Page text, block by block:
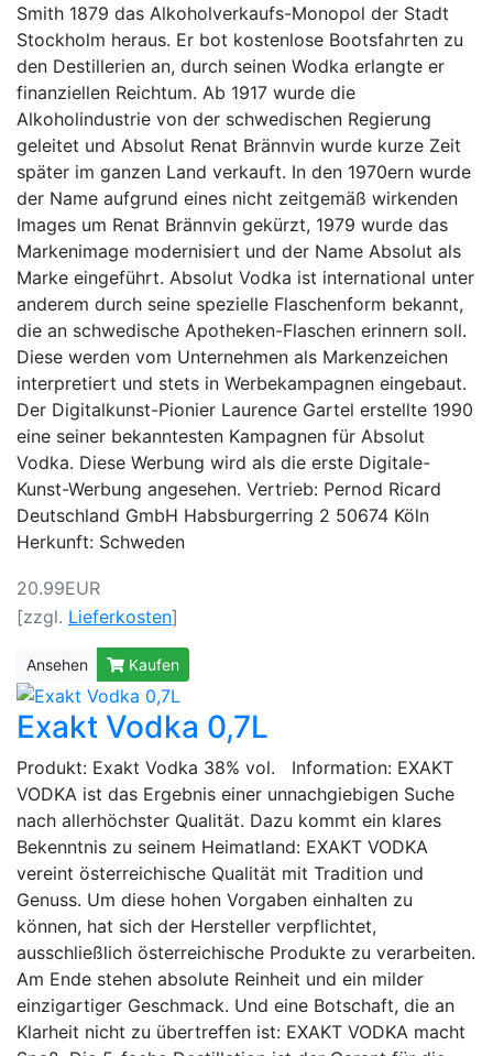
Smith 1879 das Alkoholverkaufs-Monopol der Stadt
Stockholm heraus. Er bot kostenlose Bootsfahrten zu
den Destillerien an, durch seinen Wodka erlangte er
finanziellen Reichtum. Ab 1917 wurde die
Alkoholindustrie von der schwedischen Regierung
geleitet und Absolut Renat Brännvin wurde kurze Zeit
später im ganzen Land verkauft. In den 1970ern wurde
der Name aufgrund eines nicht zeitgemäß wirkenden
Images um Renat Brännvin gekürzt, 1979 wurde das
Markenimage modernisiert und der Name Absolut als
Marke eingeführt. Absolut Vodka ist international unter
anderem durch seine spezielle Flaschenform bekannt,
die an schwedische Apotheken-Flaschen erinnern soll.
Diese werden vom Unternehmen als Markenzeichen
interpretiert und stets in Werbekampagnen eingebaut.
Der Digitalkunst-Pionier Laurence Gartel erstellte 1990
eine seiner bekanntesten Kampagnen für Absolut
Vodka. Diese Werbung wird als die erste Digitale-
Kunst-Werbung angesehen. Vertrieb: Pernod Ricard
Deutschland GmbH Habsburgerring 2 50674 Köln
Herkunft: Schweden
20.99EUR
[zzgl. Lieferkosten]
Ansehen Kaufen
Exakt Vodka 0,7L
Produkt: Exakt Vodka 38% vol. Information: EXAKT
VODKA ist das Ergebnis einer unnachgiebigen Suche
nach allerhöchster Qualität. Dazu kommt ein klares
Bekenntnis zu seinem Heimatland: EXAKT VODKA
vereint österreichische Qualität mit Tradition und
Genuss. Um diese hohen Vorgaben einhalten zu
können, hat sich der Hersteller verpflichtet,
ausschließlich österreichische Produkte zu verarbeiten.
Am Ende stehen absolute Reinheit und ein milder
einzigartiger Geschmack. Und eine Botschaft, die an
Klarheit nicht zu übertreffen ist: EXAKT VODKA macht